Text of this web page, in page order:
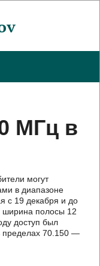
МГц в
могут
в диапазоне
с 19 декабря и до
ширина полосы 12
доступ был
пределах 70.150 —